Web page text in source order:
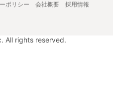
ポリシー 会社概要
採用情報
All rights reserved.